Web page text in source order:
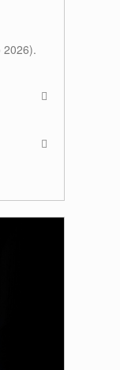
2026).